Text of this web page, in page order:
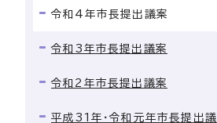
令和4年市長提出議案
令和3年市長提出議案
令和2年市長提出議案
平成31年・令和元年市長提出議